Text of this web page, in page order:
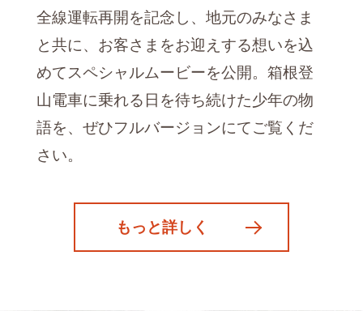
全線運転再開を記念し、地元のみなさま
と共に、お客さまをお迎えする想いを込
めてスペシャルムービーを公開。箱根登
山電車に乗れる日を待ち続けた少年の物
語を、ぜひフルバージョンにてご覧くだ
さい。
もっと詳しく